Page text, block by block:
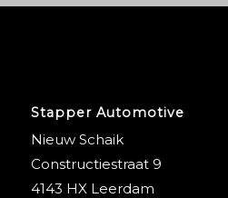
Stapper Automotive
Nieuw Schaik
Constructiestraat 9
4143 HX Leerdam